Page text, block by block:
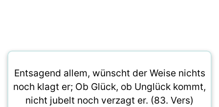
Entsagend allem, wünscht der Weise nichts
noch klagt er; Ob Glück, ob Unglück kommt,
nicht jubelt noch verzagt er. (83. Vers)